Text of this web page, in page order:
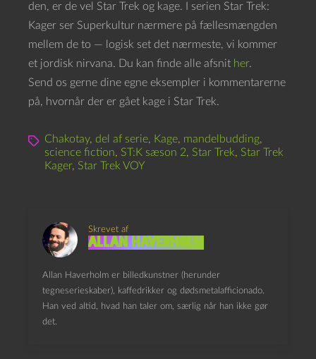
den, er de vel Star Trek og kage. I serien Star Trek:
Kager ser Superkultur nærmere på fællesmængden
mellem de to — logisk set det nærmeste, vi kommer
et jordisk nirvana. Du kan finde alle afsnit her.
Send os gerne dine egne eksempler i kommentarerne
på, hvornår der er gået kage i Star Trek.
Chakotay, del af serie, Kage, mandelbudding,
science fiction, ST:K sæson 2, Star Trek, Star Trek
Kager, Star Trek VOY
Skrevet af
Allan Haverholm
Allan Haverholm er billedkunstner (herunder
tegneserieskaber), kaffedrikker og dødsmetalafficionado.
Han ved altid, hvad han taler om, særlig når han ikke gør
det.